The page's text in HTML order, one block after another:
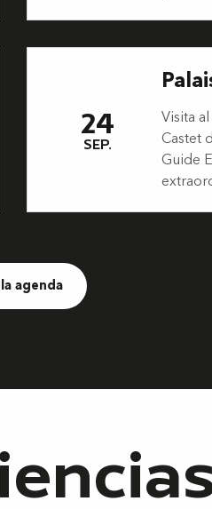
24
SEP.
Visita
Castet
Guide
agenda